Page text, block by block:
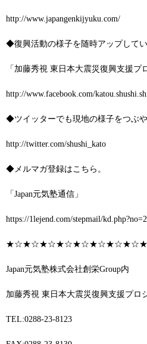
http://www.japangenkijyuku.com/
◆復興活動の様子を随時アップしてい
「加藤秀視 東日本大震災復興支援プ
http://www.facebook.com/
◆ツイッターでも現地の様子をつぶや
http://twitter.com/shushi_kato
◆メルマガ登録はこちら。
「Japan元気塾通信」
https://1lejend.com/stepmail/
Japan元気塾株式会社創栄Group内
加藤秀視 東日本大震災復興支援プロ
TEL:0288-23-8123